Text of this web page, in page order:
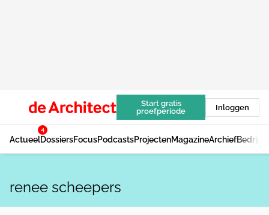
Start gratis
proefperiode
Inloggen
Actueel
4
DossiersFocusPodcastsProjectenMagazineArchief
renee scheepers